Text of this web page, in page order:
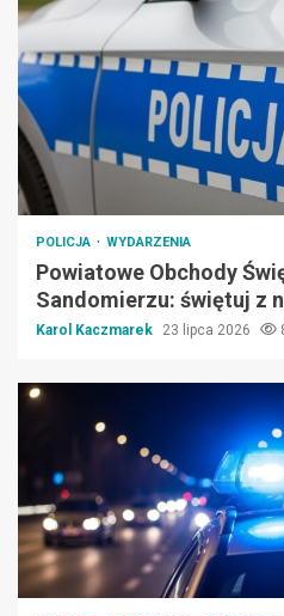
POLICJA WYDARZENIA
Powiatowe Obchody
Sandomierzu: świętuj z
Karol Kaczmarek 23 lipca 2026